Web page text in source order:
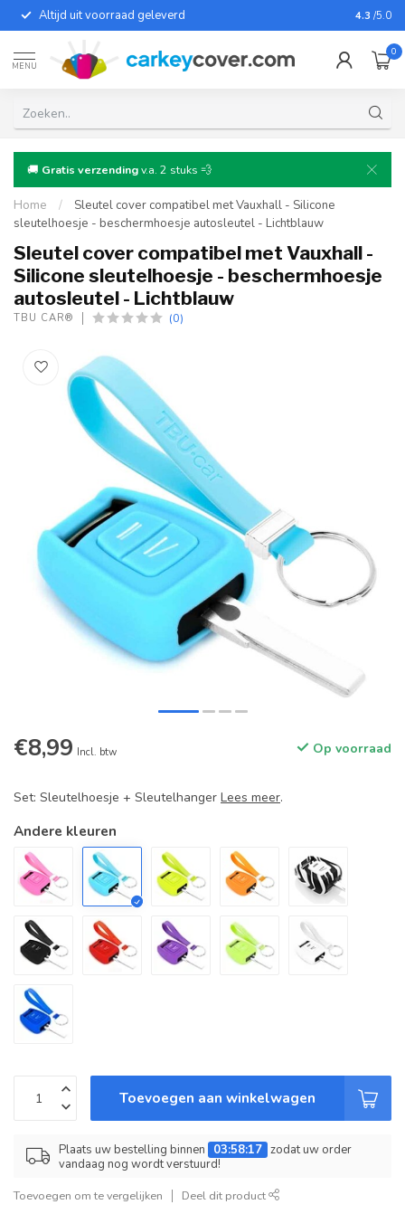
Altijd uit voorraad geleverd Voor
4.3 /5.0
MENU
0
🚚 Gratis verzendingv.a. 2 stuks 💨
Home /
Sleutel cover compatibel met Vauxhall - Silicone
sleutelhoesje - beschermhoesje autosleutel - Lichtblauw
Sleutel cover compatibel met Vauxhall -
Silicone sleutelhoesje - beschermhoesje
autosleutel - Lichtblauw
TBU CAR® (0)
€8,99 Incl. btw Op voorraad
Set: Sleutelhoesje + Sleutelhanger Lees meer.
Andere kleuren
Toevoegen aan winkelwagen
Plaats uw bestelling binnen 03:58:17 zodat uw order
vandaag nog wordt verstuurd!
Toevoegen om te vergelijken Deel dit product